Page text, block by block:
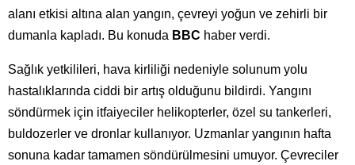
alanı etkisi altına alan yangın, çevreyi yoğun ve zehirli bir
dumanla kapladı. Bu konuda BBC haber verdi.
Sağlık yetkilileri, hava kirliliği nedeniyle solunum yolu
hastalıklarında ciddi bir artış olduğunu bildirdi. Yangını
söndürmek için itfaiyeciler helikopterler, özel su tankerleri,
buldozerler ve dronlar kullanıyor. Uzmanlar yangının hafta
sonuna kadar tamamen söndürülmesini umuyor. Çevreciler